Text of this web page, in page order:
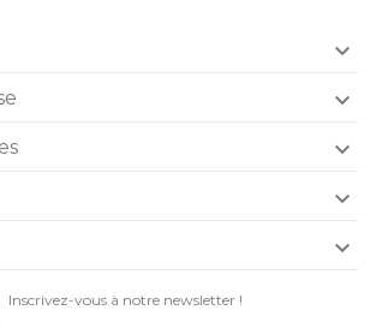





Inscrivez-vous à notre newsletter !